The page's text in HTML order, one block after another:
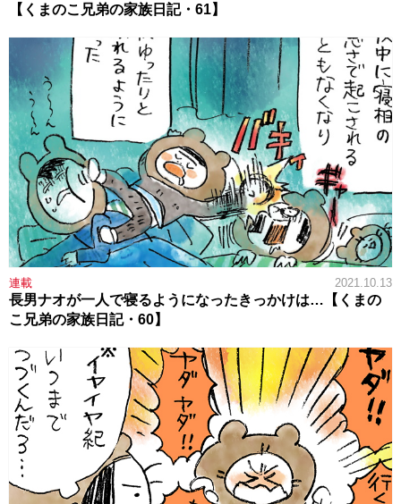
【くまのこ兄弟の家族日記・61】
連載 2021.10.13
長男ナオが一人で寝るようになったきっかけは…【くまの
こ兄弟の家族日記・60】